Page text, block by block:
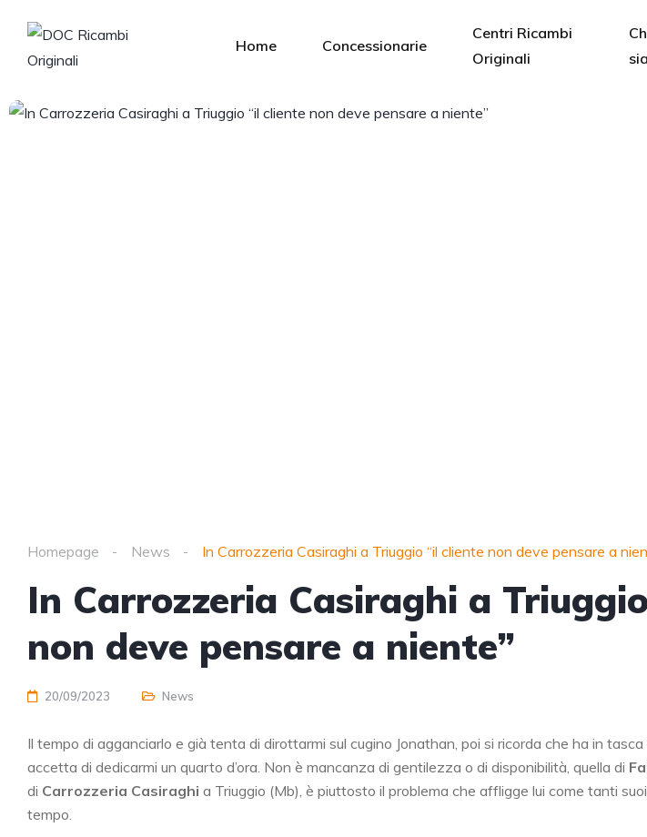
Home Concessionarie
Centri Ricambi
Originali
Homepage News In Carrozzeria Casiraghi a Triuggio “il cliente non deve pensare a
In Carrozzeria Casiraghi a
non deve pensare a niente”
20/09/2023 News
Il tempo di agganciarlo e già tenta di dirottarmi sul cugino Jonathan, poi si ricorda che ha in
accetta di dedicarmi un quarto d’ora. Non è mancanza di gentilezza o di disponibilità, quella di
di Carrozzeria Casiraghi a Triuggio (Mb), è piuttosto il problema che affligge lui come tanti
tempo.